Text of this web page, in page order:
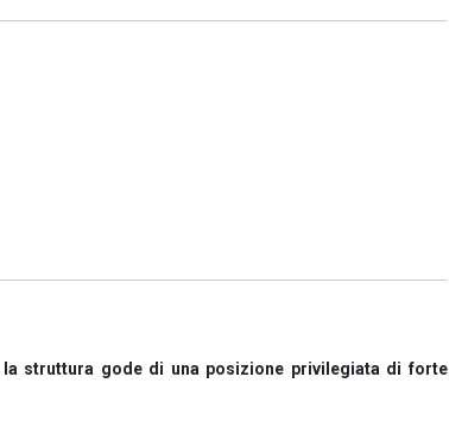
la struttura gode di una posizione privilegiata di forte